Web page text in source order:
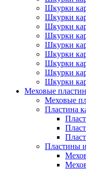
Шкурки
Шкурки
Шкурки
Шкурки
Шкурки
Шкурки
Шкурки
Шкурки
Шкурки
Меховые
Меховые
Пластина
Пластины